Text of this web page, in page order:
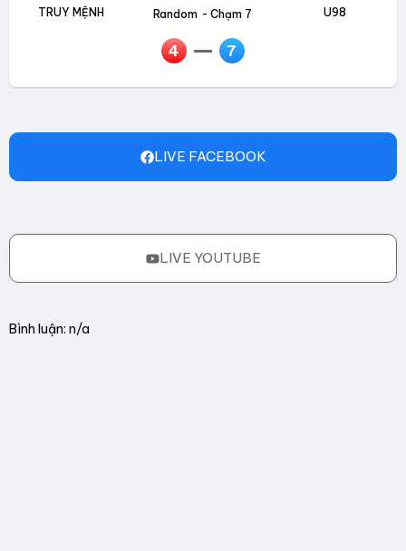
TRUY MỆNH Random - Chạm 7
4 7
U98
LIVE FACEBOOK
LIVE YOUTUBE
Bình luận: n/a